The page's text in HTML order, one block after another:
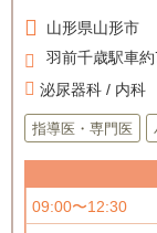
山形県山形市
羽前千歳駅車
泌尿器科 / 内科
指導医・専門医
09:00〜12:30